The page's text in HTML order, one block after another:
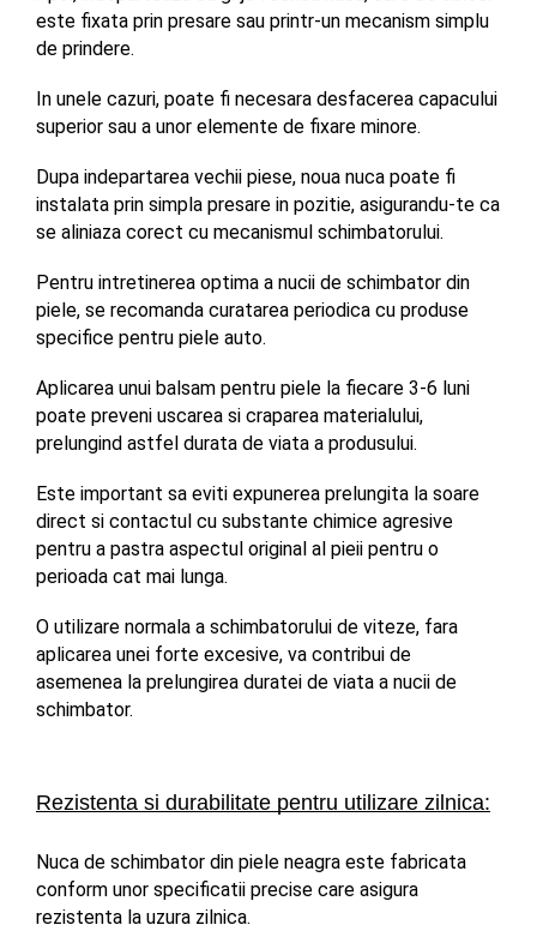
este fixata prin presare sau printr-un mecanism simplu
de prindere.
In unele cazuri, poate fi necesara desfacerea capacului
superior sau a unor elemente de fixare minore.
Dupa indepartarea vechii piese, noua nuca poate fi
instalata prin simpla presare in pozitie, asigurandu-te ca
se aliniaza corect cu mecanismul schimbatorului.
Pentru intretinerea optima a nucii de schimbator din
piele, se recomanda curatarea periodica cu produse
specifice pentru piele auto.
Aplicarea unui balsam pentru piele la fiecare 3-6 luni
poate preveni uscarea si craparea materialului,
prelungind astfel durata de viata a produsului.
Este important sa eviti expunerea prelungita la soare
direct si contactul cu substante chimice agresive
pentru a pastra aspectul original al pieii pentru o
perioada cat mai lunga.
O utilizare normala a schimbatorului de viteze, fara
aplicarea unei forte excesive, va contribui de
asemenea la prelungirea duratei de viata a nucii de
schimbator.
Rezistenta si durabilitate pentru utilizare zilnica:
Nuca de schimbator din piele neagra este fabricata
conform unor specificatii precise care asigura
rezistenta la uzura zilnica.